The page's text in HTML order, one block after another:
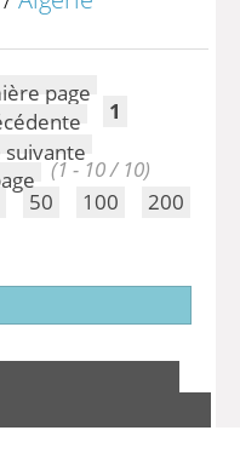
1
(1 - 10 / 10)
50 100 200